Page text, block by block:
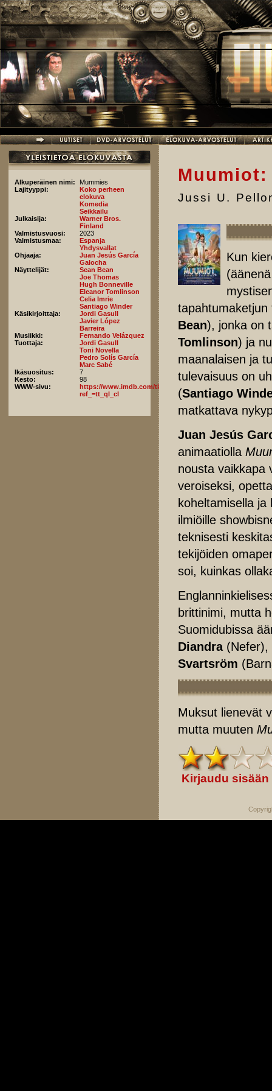
Hyppää pääsisältöön
Alkuperäinen nimi:
Mummies
Lajityyppi:
Koko perheen
elokuva
Komedia
Seikkailu
Julkaisija:
Warner Bros.
Finland
Valmistusvuosi:
2023
Valmistusmaa:
Espanja
Yhdysvallat
Ohjaaja:
Juan Jesús García
Galocha
Näyttelijät:
Sean Bean
Joe Thomas
Hugh Bonneville
Eleanor Tomlinson
Celia Imrie
Santiago Winder
Käsikirjoittaja:
Jordi Gasull
Javier López
Barreira
Musiikki:
Fernando Velázquez
Tuottaja:
Jordi Gasull
Toni Novella
Pedro Solís García
Marc Sabé
Ikäsuositus:
7
Kesto:
98
WWW-sivu:
https://www.imdb.com/title/tt23177868/fullcredits/?
ref_=tt_ql_cl
Jussi U.
Kun
Bean), jonka on
Tomlinson) ja
maanalaisen ja
tulevaisuus on
(Santiago
matkattava
Juan Jesús
animaatiolla
nousta vaikkapa
veroiseksi,
koheltamisella ja
ilmiöille
teknisesti
tekijöiden
soi, kuinkas
brittinimi, mutta
Suomidubissa
Diandra(Nefer),
Svartsröm
Muksut lienevät
mutta muuten
Kirjaudu sisään